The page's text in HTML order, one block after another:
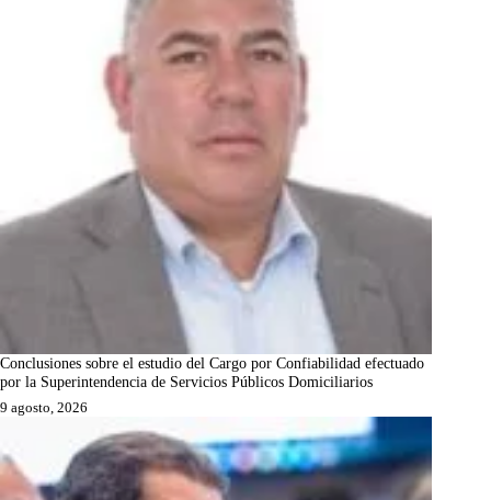
Conclusiones sobre el estudio del Cargo por Confiabilidad efectuado
por la Superintendencia de Servicios Públicos Domiciliarios
9 agosto, 2026